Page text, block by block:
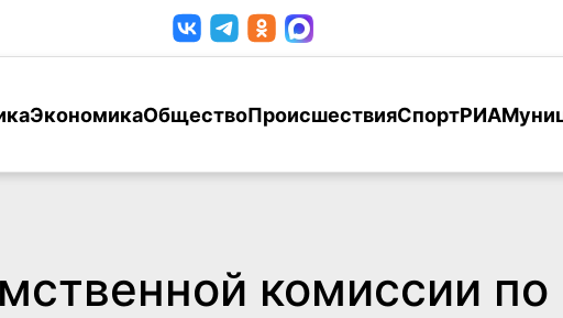
ЭкономикаОбществоПроисшествияСпортРИА
комиссии по